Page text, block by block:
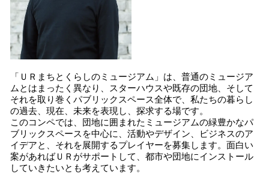
「ＵＲまちとくらしのミュージアム」は、普通のミュージア
ムとはまったく異なり、スターハウスや既存の団地、そして
それを取り巻くパブリックスペース全体で、私たちの暮らし
の過去、現在、未来を表現し、探求する場です。
このコンペでは、団地に囲まれたミュージアムの緑豊かなパ
ブリックスペースを中心に、活動やデザイン、ビジネスのア
イデアと、それを展開するプレイヤーを募集します。面白い
案があればＵＲがサポートして、都市や団地にインストール
していきたいとも考えています。